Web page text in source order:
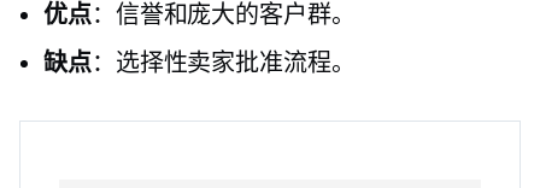
优点：信誉和庞大的客户群。
缺点：选择性卖家批准流程。